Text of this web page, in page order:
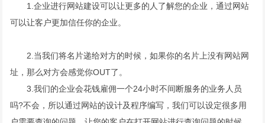
1.企业进行网站建设可以让更多的人了解您的企业，通过网站
可以让客户更加信任你的企业。
2.当我们将名片递给对方的时候，如果你的名片上没有网站网
址，那么对方会感觉你OUT了。
3.我们的企业会花钱雇佣一个24小时不间断服务的业务人员
吗?不会，所以通过网站的设计及程序编写，我们可以设定很多用